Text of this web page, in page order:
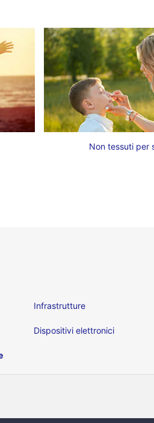
Non tessuti per
Infrastrutture
Dispositivi elettronici